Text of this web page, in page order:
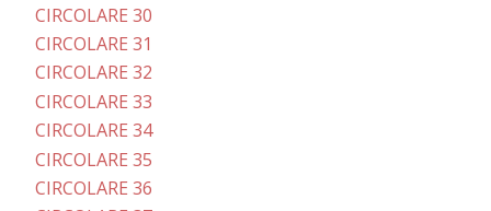
CIRCOLARE 30
CIRCOLARE 31
CIRCOLARE 32
CIRCOLARE 33
CIRCOLARE 34
CIRCOLARE 35
CIRCOLARE 36